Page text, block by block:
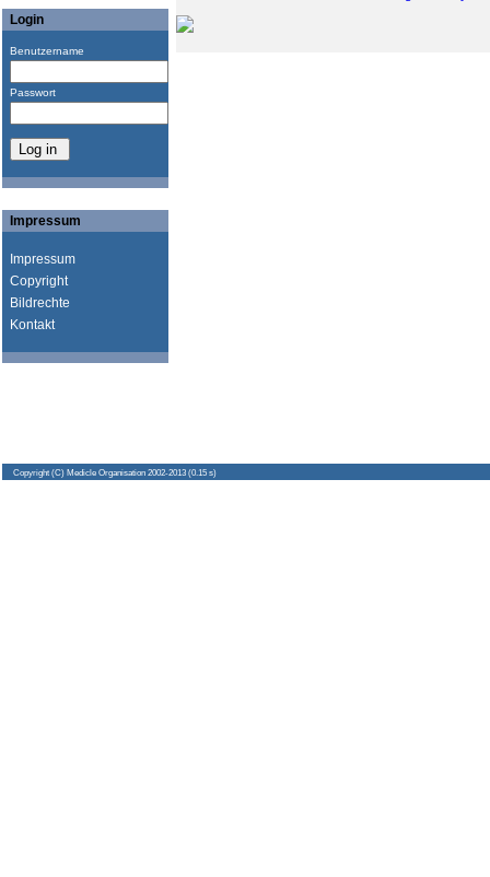
Login
Benutzername
Passwort
Impressum
Impressum
Copyright
Bildrechte
Kontakt
Copyright (C) Medicle Organisation 2002-2013 (0.15 s)